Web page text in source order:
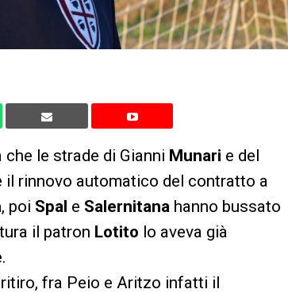
le strade di Gianni Munari e del
rinnovo automatico del contratto a
, poi Spal e Salernitana hanno bussato
il patron Lotito lo aveva già
fra Peio e Aritzo infatti il